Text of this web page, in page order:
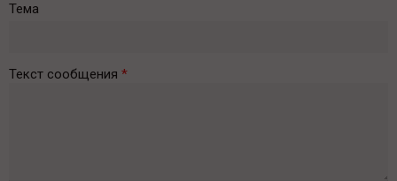
Тема
Текст сообщения *